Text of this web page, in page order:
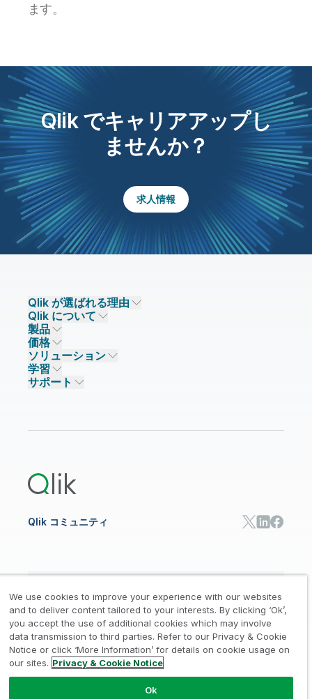
ます。
Qlik でキャリアアップし
ませんか？
求人情報
Qlik が選ばれる理由
Qlik が選ばれる理由
信頼とセキュリティ
信頼とプライバシー
信頼と AI
主なテクノロジーパートナー
データソースとターゲット
Qlik について
企業情報
採用情報
ニュースルーム
事業所 / 連絡先
製品
データ統合とデータ品質
Qlik Talend
Qlik Talend Cloud
Talend Data Fabric
価格
データ統合
データ分析
AI / 機械学習
ソリューション
ソリューションパートナー
パートナー検索
学習
イベント
サポート
Qlik コミュニティ
法的規約 / プライバシーとクッキー通知 / 商標 /
Trust / 利用規約 / 個人情報取り扱い申請
© 1993-2026 QlikTech International
We use cookies to improve your experience with our websites
and to deliver content tailored to your interests. By clicking ‘Ok’,
you accept the use of additional cookies which may involve
data transmission to third parties. Refer to our Privacy & Cookie
Notice or click ‘More Information’ for details on cookie usage on
our sites. Privacy & Cookie Notice
Ok